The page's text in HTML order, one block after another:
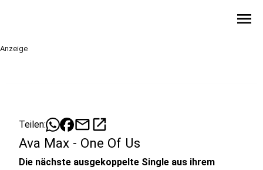
menu
Anzeige
Teilen: mailopen_in_new
Ava Max - One Of Us
Die nächste ausgekoppelte Single aus ihrem